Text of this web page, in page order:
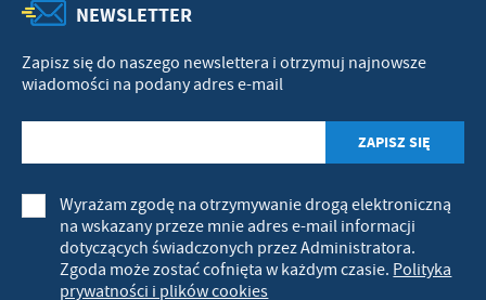
NEWSLETTER
Zapisz się do naszego newslettera i otrzymuj najnowsze
wiadomości na podany adres e-mail
Wyrażam zgodę na otrzymywanie drogą elektroniczną
na wskazany przeze mnie adres e-mail informacji
dotyczących świadczonych przez Administratora.
Zgoda może zostać cofnięta w każdym czasie. Polityka
prywatności i plików cookies